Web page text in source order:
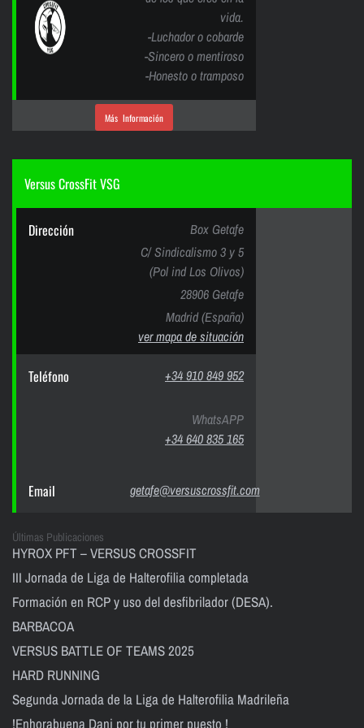
vida.
-Luchador o cobarde
-Sincero o mentiroso
-Honesto o tramposo
Más Información
Versus CrossFit VSG
Dirección
Box Getafe
C/ Sindicalismo 3 y 5
(Pol ind Los Olivos)
28906 Getafe
Madrid (España)
ver mapa de situación
Teléfono +34 910 849 952
WhatsAPP
+34 640 835 165
Email getafe@versuscrossfit.com
Últimas Publicaciones
HYROX PFT – VERSUS CROSSFIT
III Jornada de Liga de Halterofilia completada
Formación en RCP y uso del desfibrilador (DESA).
BARBACOA
VERSUS BATTLE OF TEAMS 2025
HARD RUNNING
Segunda Jornada de la Liga de Halterofilia Madrileña
!Enhorabuena Dani por tu primer puesto !